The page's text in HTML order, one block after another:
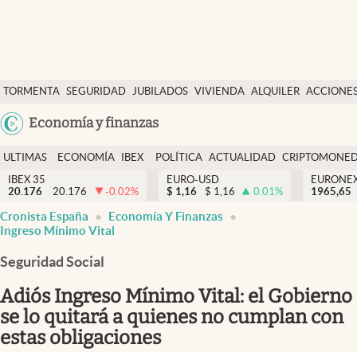
TORMENTA SEGURIDAD JUBILADOS VIVIENDA ALQUILER
USA
Economía y finanzas
Economía y finanzas
Política
Actualidad
Criptomonedas
España
ULTIMAS
NOTICIAS
ECONOMÍA
FINANZAS
IBEX
EURO
POLÍTICA ACTUALIDAD
IBEX 35
20.176
20.176 -0.02%
EURO-USD
$ 1,16 $ 1,16 0.01%
1965,65
Cronista España
Economía Y Finanzas
Ingreso Mínimo Vital
Seguridad Social
Adiós Ingreso Mínimo Vital: el Gobierno
se lo quitará a quienes no cumplan con
estas obligaciones